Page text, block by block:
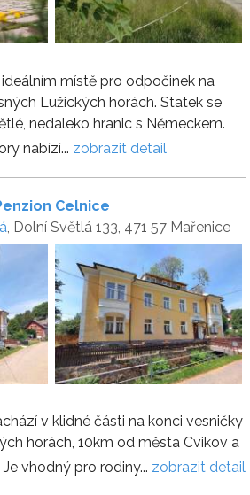
místě pro odpočinek na
Lužických horách. Statek se
nedaleko hranic s Německem.
nabízí... zobrazit detail
Celnice
, Dolní Světlá 133, 471 57 Mařenice
v klidné části na konci vesničky
horách, 10km od města Cvikov a
vhodný pro rodiny... zobrazit detail